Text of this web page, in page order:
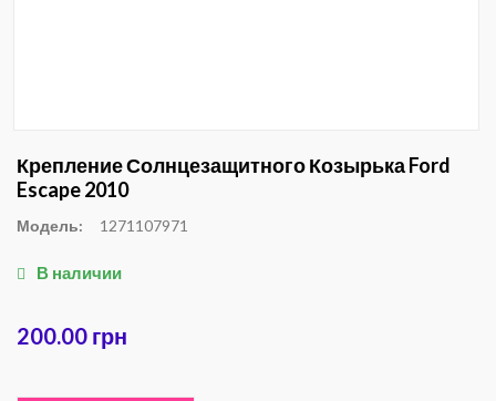
Крепление Солнцезащитного Козырька Ford
Escape 2010
Модель: 1271107971
В наличии
200.00 грн